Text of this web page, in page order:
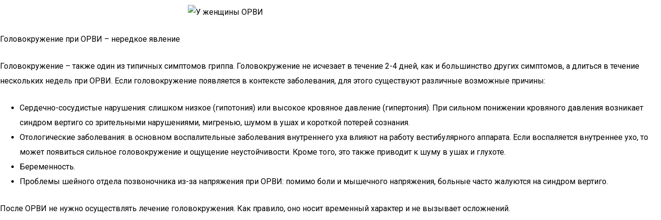
Головокружение при ОРВИ – нередкое явление
Головокружение – также один из типичных симптомов гриппа. Головокружение не исчезает в течение 2-4 дней, как и большинство других симптомов, а длиться в течение
нескольких недель при ОРВИ. Если головокружение появляется в контексте заболевания, для этого существуют различные возможные причины:
Сердечно-сосудистые нарушения: слишком низкое (гипотония) или высокое кровяное давление (гипертония). При сильном понижении кровяного давления возникает
синдром вертиго со зрительными нарушениями, мигренью, шумом в ушах и короткой потерей сознания.
Отологические заболевания: в основном воспалительные заболевания внутреннего уха влияют на работу вестибулярного аппарата. Если воспаляется внутреннее ухо, то
может появиться сильное головокружение и ощущение неустойчивости. Кроме того, это также приводит к шуму в ушах и глухоте.
Беременность.
Проблемы шейного отдела позвоночника из-за напряжения при ОРВИ: помимо боли и мышечного напряжения, больные часто жалуются на синдром вертиго.
После ОРВИ не нужно осуществлять лечение головокружения. Как правило, оно носит временный характер и не вызывает осложнений.